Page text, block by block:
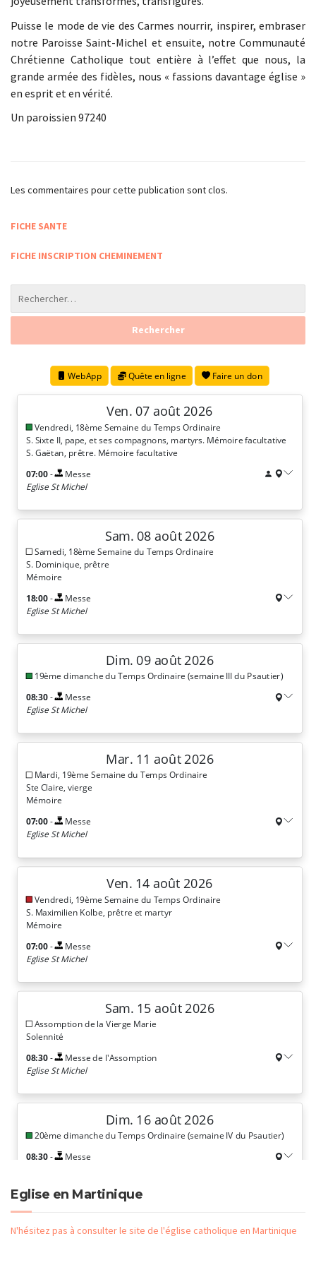
Puisse le mode de vie des Carmes nourrir, inspirer, embraser
notre Paroisse Saint-Michel et ensuite, notre Communauté
Chrétienne Catholique tout entière à l’effet que nous, la
grande armée des fidèles, nous « fassions davantage église »
en esprit et en vérité.
Un paroissien 97240
Les commentaires pour cette publication sont clos.
FICHE SANTE
FICHE INSCRIPTION CHEMINEMENT
Eglise en Martinique
N'hésitez pas à consulter le site de l'église catholique en Martinique